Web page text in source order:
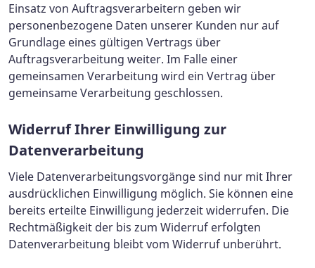
Einsatz von Auftragsverarbeitern geben wir
personenbezogene Daten unserer Kunden nur auf
Grundlage eines gültigen Vertrags über
Auftragsverarbeitung weiter. Im Falle einer
gemeinsamen Verarbeitung wird ein Vertrag über
gemeinsame Verarbeitung geschlossen.
Widerruf Ihrer Einwilligung zur
Datenverarbeitung
Viele Datenverarbeitungsvorgänge sind nur mit Ihrer
ausdrücklichen Einwilligung möglich. Sie können eine
bereits erteilte Einwilligung jederzeit widerrufen. Die
Rechtmäßigkeit der bis zum Widerruf erfolgten
Datenverarbeitung bleibt vom Widerruf unberührt.